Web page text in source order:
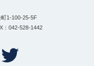
1-100-25-5F
：042-528-1442